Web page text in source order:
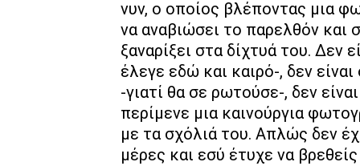
νυν, ο οποίος βλέποντας μια
να αναβιώσει το παρελθόν και
ξαναρίξει στα δίχτυά του. Δεν
έλεγε εδώ και καιρό-, δεν
-γιατί θα σε ρωτούσε-, δεν
περίμενε μια καινούργια
με τα σχόλιά του. Απλώς δεν
μέρες και εσύ έτυχε να